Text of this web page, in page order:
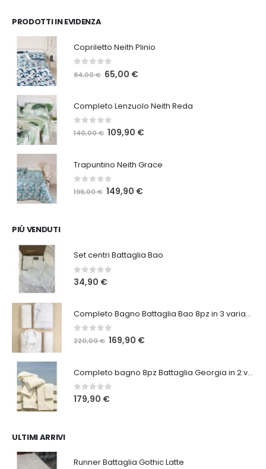
PRODOTTI IN EVIDENZA
Copriletto Neith Plinio
84,00€ Il
era:
84,00 €.
65,00 €Il
è:
Completo Lenzuolo Neith Reda
0Su 5
140,00€ Il
era:
140,00 €.
109,90 €Il
è:
Trapuntino Neith Grace
0Su 5
196,00€ Il149,90 €Il
PIÙ VENDUTI
Set centri Battaglia Bao
0 Su 5
34,90 €
Completo Bagno Battaglia Bao 8pz in 3 varianti
0Su 5
220,00€ Il
era:
220,00 €.
169,90 €Il
è:
Completo bagno 8pz Battaglia Georgia in 2 varianti
0Su 5
179,90 €
ULTIMI ARRIVI
Runner Battaglia Gothic Latte